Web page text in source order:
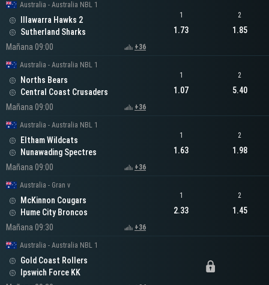
Australia - Australia NBL 1
Illawarra Hawks 2
Sutherland Sharks
Mañana 09:00
+36
1
1.73
2
1.85
Australia - Australia NBL 1
Norths Bears
Central Coast Crusaders
Mañana 09:00
+36
1
1.07
2
5.40
Australia - Australia NBL 1
Eltham Wildcats
Nunawading Spectres
Mañana 09:00
+36
1
1.63
2
1.98
Australia - Gran v
McKinnon Cougars
Hume City Broncos
Mañana 09:30
+36
1
2.33
2
1.45
Australia - Australia NBL 1
Gold Coast Rollers
Ipswich Force KK